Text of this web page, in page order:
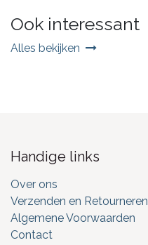
Ook interessant
Alles bekijken
Handige links
Over ons
Verzenden en Retourneren
Algemene Voorwaarden
Contact